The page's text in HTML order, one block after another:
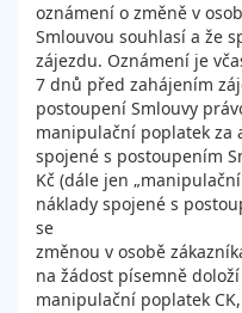
oznámení o změně v
Smlouvou souhlasí a že
zájezdu. Oznámení je
7 dnů před zahájením
postoupení Smlouvy
manipulační poplatek
spojené s postoupením
Kč (dále jen
náklady spojené s
se
změnou v osobě
na žádost písemně
manipulační poplatek